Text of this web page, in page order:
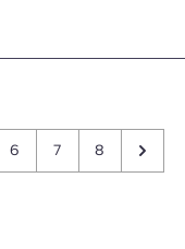
6 7 8